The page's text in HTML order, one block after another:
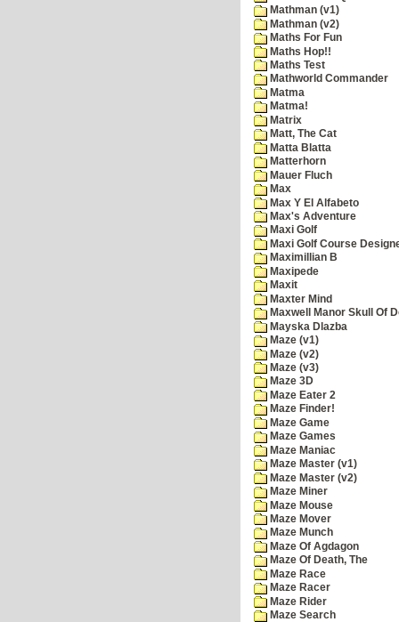
Mathman (v1)
Mathman (v2)
Maths For Fun
Maths Hop!!
Maths Test
Mathworld Commander
Matma
Matma!
Matrix
Matt, The Cat
Matta Blatta
Matterhorn
Mauer Fluch
Max
Max Y El Alfabeto
Max's Adventure
Maxi Golf
Maxi Golf Course
Maximillian B
Maxipede
Maxit
Maxter Mind
Maxwell Manor Skull Of
Mayska Dlazba
Maze (v1)
Maze (v2)
Maze (v3)
Maze 3D
Maze Eater 2
Maze Finder!
Maze Game
Maze Games
Maze Maniac
Maze Master (v1)
Maze Master (v2)
Maze Miner
Maze Mouse
Maze Mover
Maze Munch
Maze Of Agdagon
Maze Of Death, The
Maze Race
Maze Racer
Maze Rider
Maze Search